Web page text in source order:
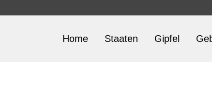
Home Staaten Gipfel